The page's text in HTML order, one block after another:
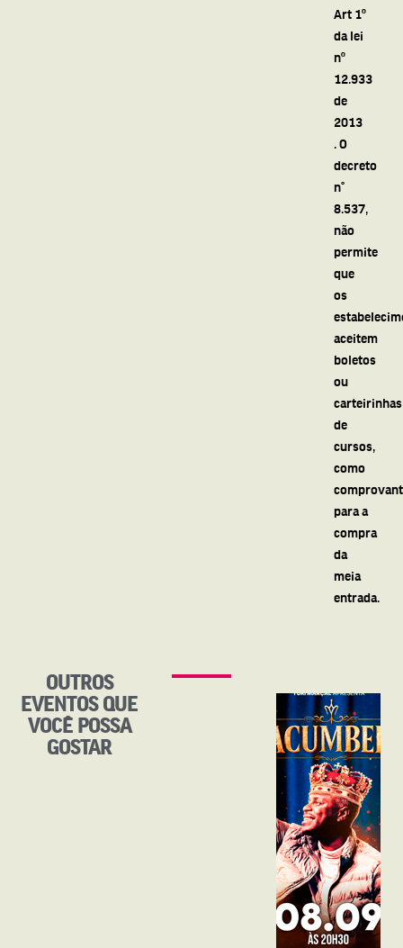
Art 1º
da lei
nº
12.933
de
2013
. O
decreto
n°
8.537,
não
permite
que
os
aceitem
boletos
ou
carteirinhas
de
cursos,
como
para a
compra
da
meia
entrada.
OUTROS
EVENTOS QUE
VOCÊ POSSA
GOSTAR